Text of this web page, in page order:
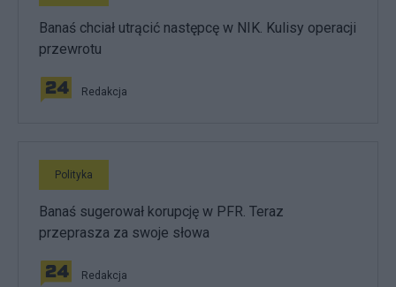
Banaś chciał utrącić następcę w NIK. Kulisy operacji
przewrotu
Redakcja
Polityka
Banaś sugerował korupcję w PFR. Teraz
przeprasza za swoje słowa
Redakcja